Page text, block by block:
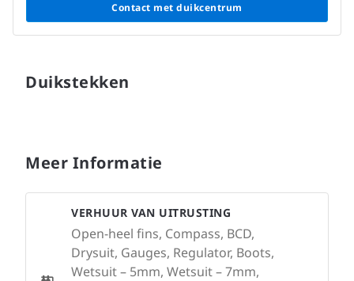
Contact met duikcentrum
Duikstekken
Meer Informatie
VERHUUR VAN UITRUSTING
Open-heel fins, Compass, BCD,
Drysuit, Gauges, Regulator, Boots,
Wetsuit – 5mm, Wetsuit – 7mm,